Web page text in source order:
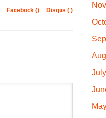
Facebook () Disqus ( )